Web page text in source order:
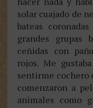
solar cuajado de
bateas
grandes grupas
ceñidas con
rojos. Me
sentirme cochero
comenzaron a
animales como